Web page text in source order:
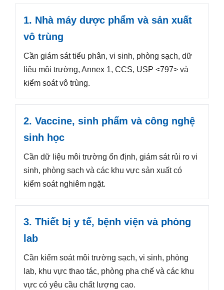
1. Nhà máy dược phẩm và sản xuất
vô trùng
Cần giám sát tiểu phân, vi sinh, phòng sạch, dữ
liệu môi trường, Annex 1, CCS, USP <797> và
kiểm soát vô trùng.
2. Vaccine, sinh phẩm và công nghệ
sinh học
Cần dữ liệu môi trường ổn định, giám sát rủi ro vi
sinh, phòng sạch và các khu vực sản xuất có
kiểm soát nghiêm ngặt.
3. Thiết bị y tế, bệnh viện và phòng
lab
Cần kiểm soát môi trường sạch, vi sinh, phòng
lab, khu vực thao tác, phòng pha chế và các khu
vực có yêu cầu chất lượng cao.